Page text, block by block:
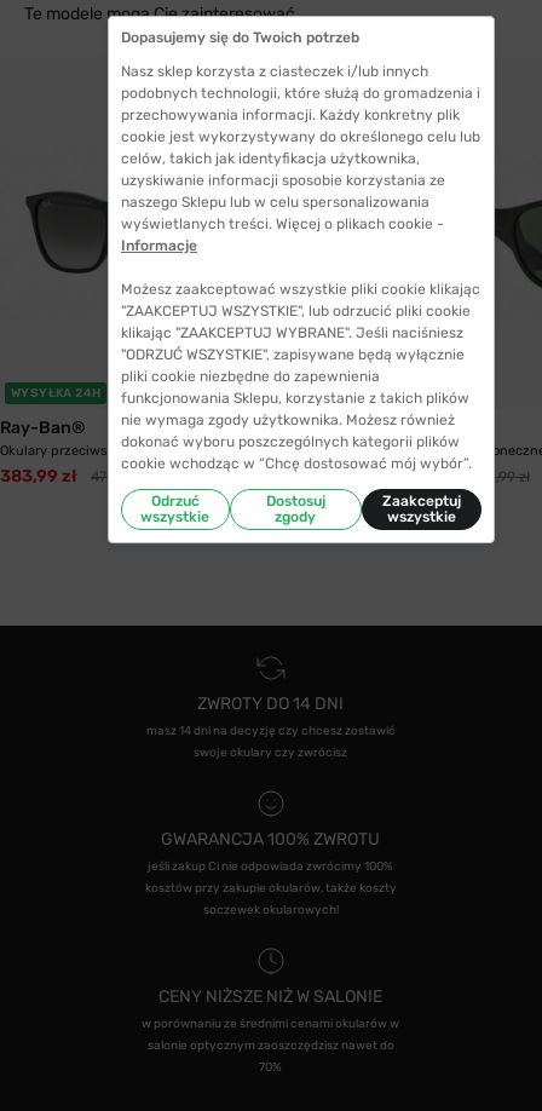
Te modele mogą Cię zainteresować
WYSYŁKA 24H
Ray-Ban®
Okulary przeciwsłoneczne Ray-Ban® 4187 622/8G...
383,99 zł 471,99 zł
WYSYŁKA 24H
Ray-Ban®
Okulary
357,99 zł 402,99 zł
ZWROTY DO 14 DNI
masz 14 dni na decyzję czy chcesz zostawić
swoje okulary czy zwrócisz
GWARANCJA 100% ZWROTU
jeśli zakup Ci nie odpowiada zwrócimy 100%
kosztów przy zakupie okularów, także koszty
soczewek okularowych!
CENY NIŻSZE NIŻ W SALONIE
w porównaniu ze średnimi cenami okularów w
salonie optycznym zaoszczędzisz nawet do
70%
Dopasujemy się do Twoich potrzeb
Nasz sklep korzysta z ciasteczek i/lub innych
podobnych technologii, które służą do gromadzenia i
przechowywania informacji. Każdy konkretny plik
cookie jest wykorzystywany do określonego celu lub
celów, takich jak identyfikacja użytkownika,
uzyskiwanie informacji sposobie korzystania ze
naszego Sklepu lub w celu spersonalizowania
wyświetlanych treści. Więcej o plikach cookie -
Informacje
Możesz zaakceptować wszystkie pliki cookie klikając
"ZAAKCEPTUJ WSZYSTKIE", lub odrzucić pliki cookie
klikając "ZAAKCEPTUJ WYBRANE". Jeśli naciśniesz
"ODRZUĆ WSZYSTKIE", zapisywane będą wyłącznie
pliki cookie niezbędne do zapewnienia
funkcjonowania Sklepu, korzystanie z takich plików
nie wymaga zgody użytkownika. Możesz również
dokonać wyboru poszczególnych kategorii plików
cookie wchodząc w “Chcę dostosować mój wybór”.
Odrzuć
wszystkie
Dostosuj
zgody
Zaakceptuj
wszystkie